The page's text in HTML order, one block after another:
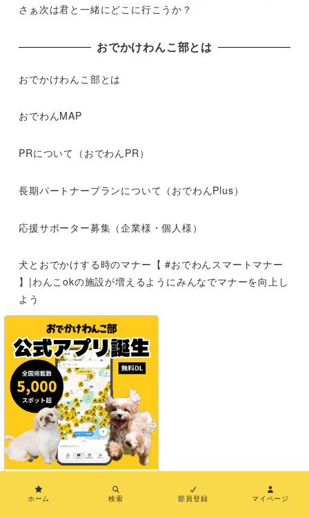
さぁ次は君と一緒にどこに行こうか？
おでかけわんこ部とは
おでかけわんこ部とは
おでわんMAP
PRについて（おでわんPR）
長期パートナープランについて（おでわんPlus）
応援サポーター募集（企業様・個人様）
犬とおでかけする時のマナー【 #おでわんスマートマナー
】|わんこokの施設が増えるようにみんなでマナーを向上し
よう
運営者情報
お問い合わせ
メディア紹介
特定商取引法に基づく表示
利用規約
ホーム 検索 部員登録 マイページ